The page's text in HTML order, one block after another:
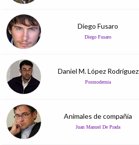
Diego Fusaro
Diego Fusaro
Daniel M. López Rodríguez
Posmodernia
Animales de compañía
Juan Manuel De Prada